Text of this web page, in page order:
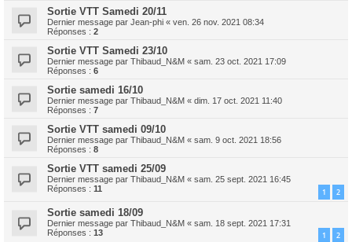
Sortie VTT Samedi 20/11
Dernier message par Jean-phi « ven. 26 nov. 2021 08:34
Réponses : 2
Sortie VTT Samedi 23/10
Dernier message par Thibaud_N&M « sam. 23 oct. 2021 17:09
Réponses : 6
Sortie samedi 16/10
Dernier message par Thibaud_N&M « dim. 17 oct. 2021 11:40
Réponses : 7
Sortie VTT samedi 09/10
Dernier message par Thibaud_N&M « sam. 9 oct. 2021 18:56
Réponses : 8
Sortie VTT samedi 25/09
Dernier message par Thibaud_N&M « sam. 25 sept. 2021 16:45
Réponses : 11 1 2
Sortie samedi 18/09
Dernier message par Thibaud_N&M « sam. 18 sept. 2021 17:31
Réponses : 13 1 2